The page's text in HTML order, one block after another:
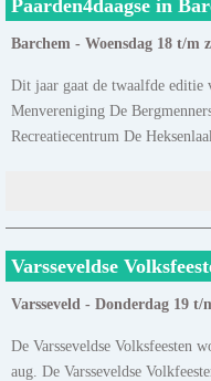
Paarden4daagse in
Barchem - Woensdag 18 t/m
Dit jaar gaat de twaalfde editie
Menvereniging De
Recreatiecentrum De
Varsseveldse
Varsseveld - Donderdag 19 t/
De Varsseveldse Volksfeesten
aug. De Varsseveldse